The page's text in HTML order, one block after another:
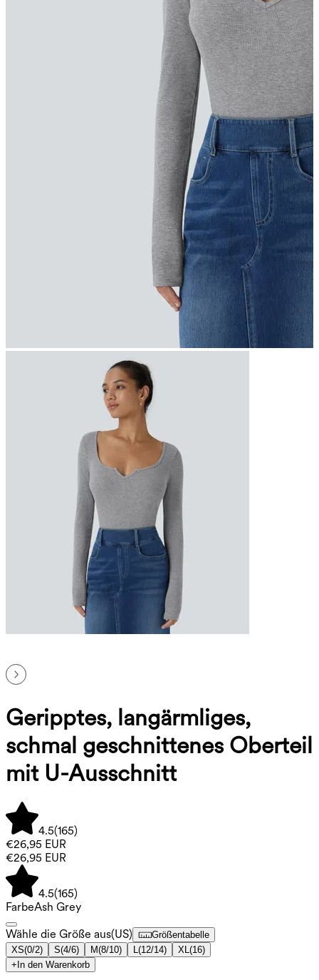
Geripptes, langärmliges,
schmal geschnittenes Oberteil
mit U-Ausschnitt
4.5(165)
€26,95 EUR
€26,95 EUR
4.5(165)
FarbeAsh Grey
Wähle die Größe aus(US)
Größentabelle
XS(0/2) S(4/6) M(8/10) L(12/14) XL(16)
+ In den Warenkorb